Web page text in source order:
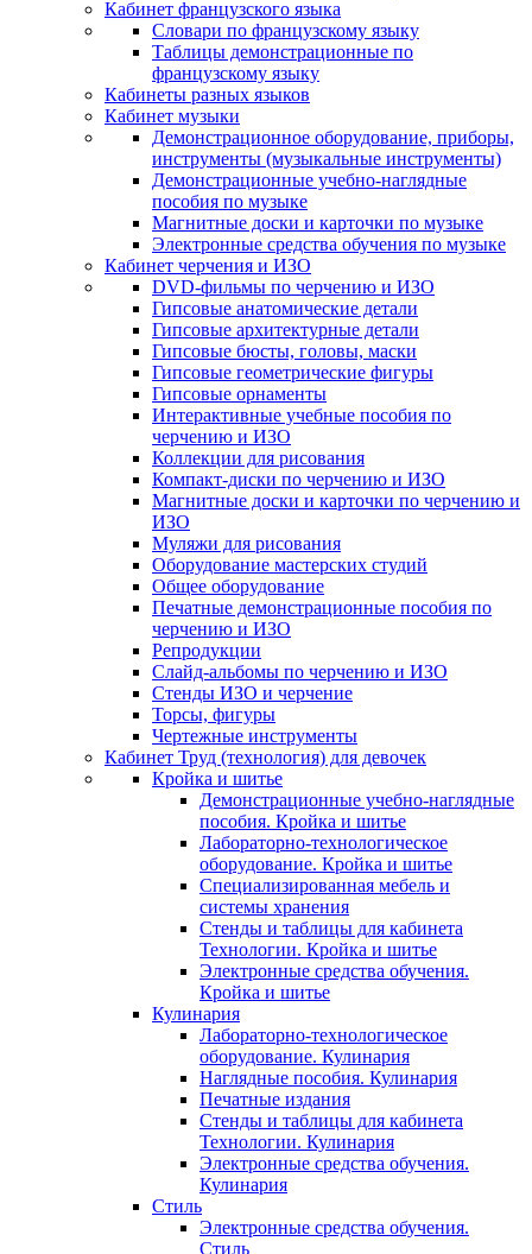
Кабинет французского языка
Словари по французскому языку
Таблицы демонстрационные по
французскому языку
Кабинеты разных языков
Кабинет музыки
Демонстрационное оборудование, приборы,
инструменты (музыкальные инструменты)
Демонстрационные учебно-наглядные
пособия по музыке
Магнитные доски и карточки по музыке
Электронные средства обучения по музыке
Кабинет черчения и ИЗО
DVD-фильмы по черчению и ИЗО
Гипсовые анатомические детали
Гипсовые архитектурные детали
Гипсовые бюсты, головы, маски
Гипсовые геометрические фигуры
Гипсовые орнаменты
Интерактивные учебные пособия по
черчению и ИЗО
Коллекции для рисования
Компакт-диски по черчению и ИЗО
Магнитные доски и карточки по черчению и
ИЗО
Муляжи для рисования
Оборудование мастерских студий
Общее оборудование
Печатные демонстрационные пособия по
черчению и ИЗО
Репродукции
Слайд-альбомы по черчению и ИЗО
Стенды ИЗО и черчение
Торсы, фигуры
Чертежные инструменты
Кабинет Труд (технология) для девочек
Кройка и шитье
Демонстрационные учебно-наглядные
пособия. Кройка и шитье
Лабораторно-технологическое
оборудование. Кройка и шитье
Специализированная мебель и
системы хранения
Стенды и таблицы для кабинета
Технологии. Кройка и шитье
Электронные средства обучения.
Кройка и шитье
Кулинария
Лабораторно-технологическое
оборудование. Кулинария
Наглядные пособия. Кулинария
Печатные издания
Стенды и таблицы для кабинета
Технологии. Кулинария
Электронные средства обучения.
Кулинария
Стиль
Электронные средства обучения.
Стиль